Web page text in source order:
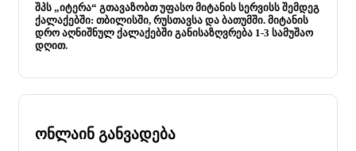
შპს „იტერა“ გთავაზობთ უფასო მიტანის სერვისს შემდეგ
ქალაქებში: თბილისში, რუსთავსა და ბათუმში. მიტანის
დრო აღნიშნულ ქალაქებში განისაზღვრება 1-3 სამუშაო
დღით.
ონლაინ განვადება